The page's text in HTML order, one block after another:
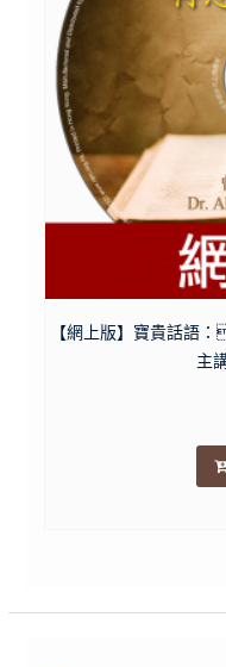
【網上版】寶貴話語
主